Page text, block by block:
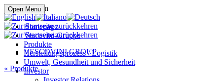
Open Menu
Homepage
Vescovini-Gruppe
Produkte
Herstellungsprozess / Logistik
Umwelt, Gesundheit und Sicherheit
Investor
Online kaufen
VESCOVINI GROUP
« Produkte